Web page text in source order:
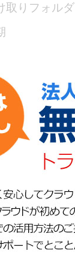
取りフォルダ